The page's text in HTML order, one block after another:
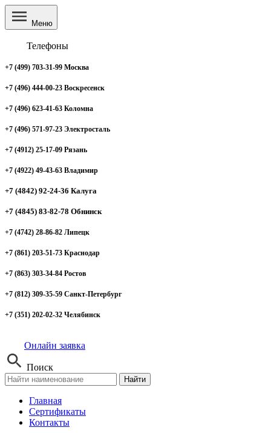
Меню
Телефоны
+7 (499) 703-31-99 Москва
+7 (496) 444-00-23 Воскресенск
+7 (496) 623-41-63 Коломна
+7 (496) 571-97-23 Электросталь
+7 (4912) 25-17-09 Рязань
+7 (4922) 49-43-63 Владимир
+7 (4842) 92-24-36 Калуга
+7 (4845) 83-82-78 Обнинск
+7 (4742) 28-86-82 Липецк
+7 (861) 203-51-73 Краснодар
+7 (863) 303-34-84 Ростов
+7 (812) 309-35-59 Санкт-Петербург
+7 (351) 202-02-32 Челябинск
Онлайн заявка
Поиск
Найти
Главная
Сертификаты
Контакты